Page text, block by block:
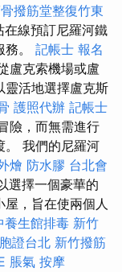
撥筋堂整復竹東
線預訂尼羅河鐵
。 記帳士 報名
盧克索機場或盧
靈活地選擇盧克斯
護照代辦 記帳士
險，而無需進行
。 我們的尼羅河
燴 防水膠 台北會
選擇一個豪華的
，旨在使兩個人
養生館排毒 新竹
證台北 新竹撥筋
脹氣 按摩